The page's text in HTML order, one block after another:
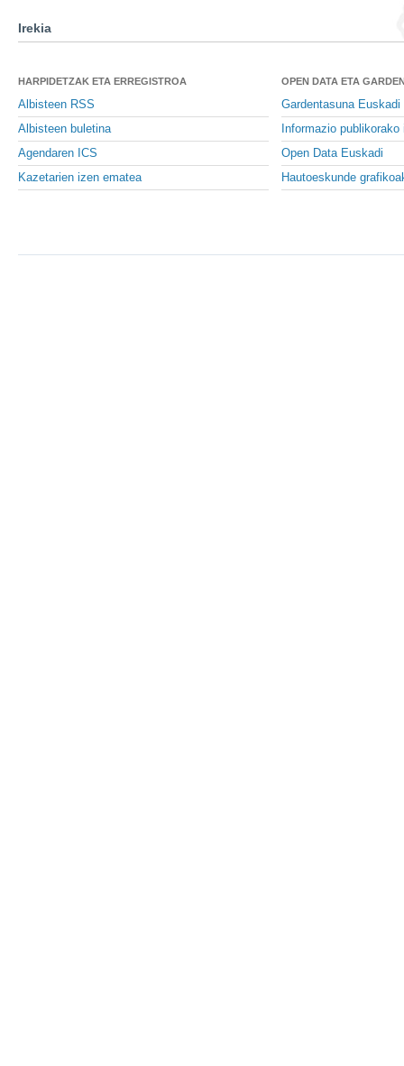
Irekia
HARPIDETZAK ETA ERREGISTROA
Albisteen RSS
Albisteen buletina
Agendaren ICS
Kazetarien izen ematea
OPEN DATA ETA
Gardentasuna Euskadi
Informazio publikorako
Open Data Euskadi
Hautoeskunde